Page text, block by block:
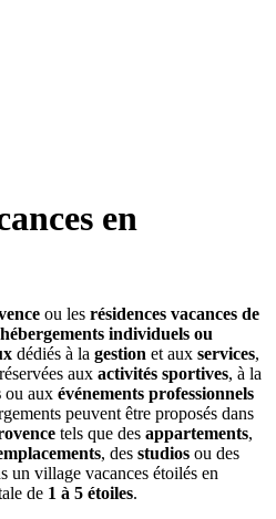
en
ou les résidences vacances de
hébergements individuels ou
dédiés à la gestion et aux services,
réservées aux activités sportives, à la
ou aux événements professionnels
peuvent être proposés dans
tels que des appartements,
, des studios ou des
un village vacances étoilés en
de 1 à 5 étoiles.